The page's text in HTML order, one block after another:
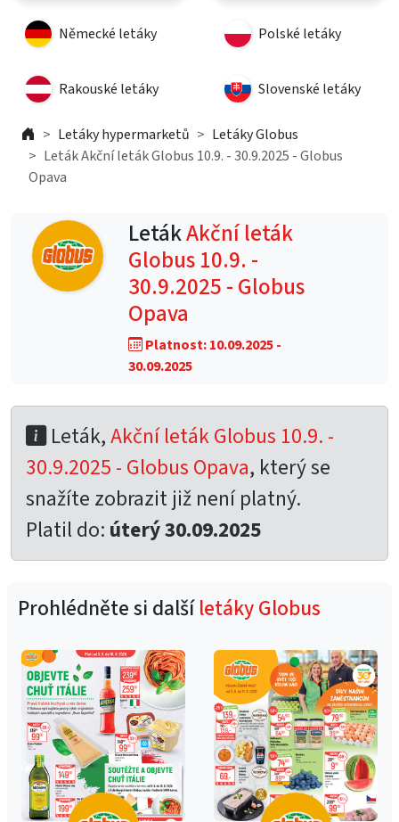
Německé letáky Polské letáky
Rakouské letáky Slovenské letáky
Letáky hypermarketů
Letáky Globus
Leták Akční leták Globus 10.9. - 30.9.2025 - Globus
Opava
LetákAkční leták
Globus 10.9. -
30.9.2025 - Globus
Opava
Platnost: 10.09.2025 -
30.09.2025
Leták,Akční leták Globus 10.9. -
30.9.2025 - Globus Opava, který se
snažíte zobrazit již není platný.
Platil do: úterý 30.09.2025
Prohlédněte si dalšíletáky Globus